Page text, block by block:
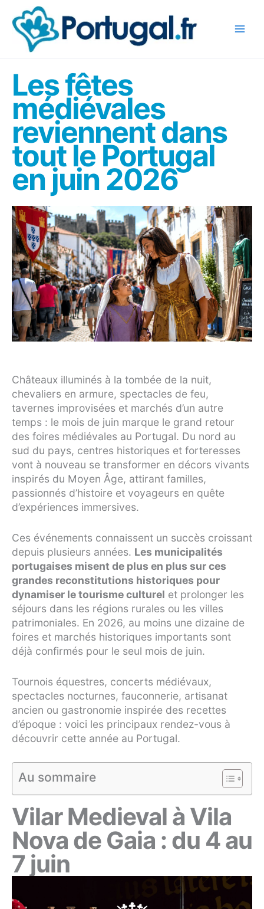
contenu
Les fêtes
médiévales
reviennent dans
tout le Portugal
en juin 2026
Châteaux illuminés à la tombée de la nuit,
chevaliers en armure, spectacles de feu,
tavernes improvisées et marchés d’un autre
temps : le mois de juin marque le grand retour
des foires médiévales au Portugal. Du nord au
sud du pays, centres historiques et forteresses
vont à nouveau se transformer en décors vivants
inspirés du Moyen Âge, attirant familles,
passionnés d’histoire et voyageurs en quête
d’expériences immersives.
Ces événements connaissent un succès croissant
depuis plusieurs années. Les municipalités
portugaises misent de plus en plus sur ces
grandes reconstitutions historiques pour
dynamiser le tourisme culturel et prolonger les
séjours dans les régions rurales ou les villes
patrimoniales. En 2026, au moins une dizaine de
foires et marchés historiques importants sont
déjà confirmés pour le seul mois de juin.
Tournois équestres, concerts médiévaux,
spectacles nocturnes, fauconnerie, artisanat
ancien ou gastronomie inspirée des recettes
d’époque : voici les principaux rendez-vous à
découvrir cette année au Portugal.
Au sommaire
Vilar Medieval à Vila
Nova de Gaia : du 4 au
7 juin